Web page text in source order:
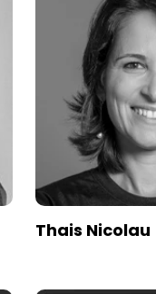
Thais Nicolau